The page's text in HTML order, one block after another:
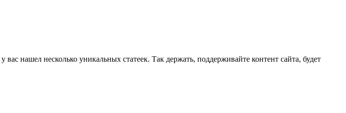
нашел несколько уникальных статеек. Так держать, поддерживайте контент сайта, будет